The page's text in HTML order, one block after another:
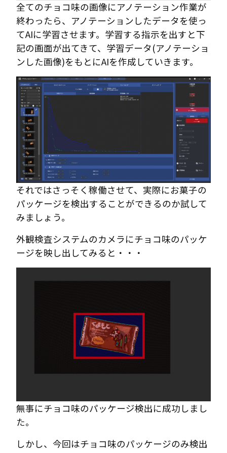
全てのチョコ味の画像にアノテーション作業が
終わったら、アノテーションしたデータを使っ
てAIに学習させます。学習する指示を出すと下
記の画面が出てきて、学習データ(アノテーショ
ンした画像)をもとにAIを作成していきます。
それではさっそく稼働させて、実際にお菓子の
パッケージを検出することができるのか試して
みましょう。
外観検査システムのカメラにチョコ味のパッケ
ージを映し出してみると・・・
無事にチョコ味のパッケージ検出に成功しまし
た。
しかし、今回はチョコ味のパッケージのみ検出